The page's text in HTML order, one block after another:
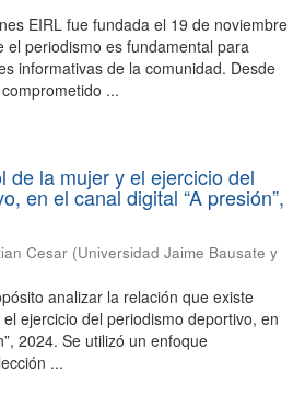
EIRL fue fundada el 19 de noviembre
el periodismo es fundamental para
informativas de la comunidad. Desde
...
de la mujer y el ejercicio del
en el canal digital “A presión”,
Cesar (Universidad Jaime Bausate y
analizar la relación que existe
ejercicio del periodismo deportivo, en
2024. Se utilizó un enfoque
...